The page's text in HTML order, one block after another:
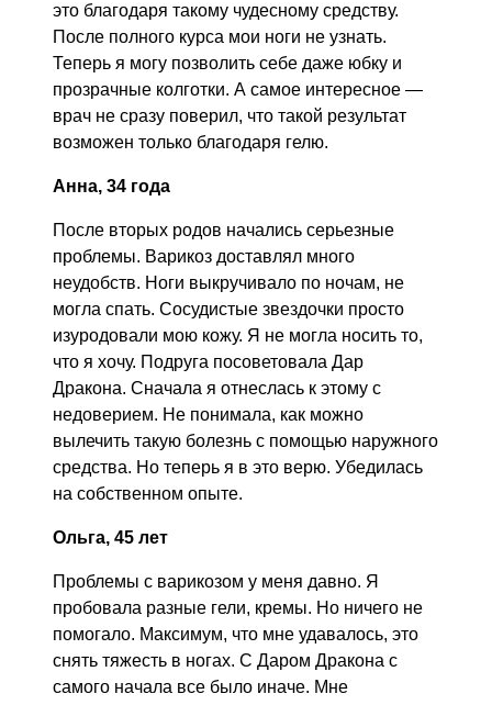
это благодаря такому чудесному средству.
После полного курса мои ноги не узнать.
Теперь я могу позволить себе даже юбку и
прозрачные колготки. А самое интересное —
врач не сразу поверил, что такой результат
возможен только благодаря гелю.
Анна, 34 года
После вторых родов начались серьезные
проблемы. Варикоз доставлял много
неудобств. Ноги выкручивало по ночам, не
могла спать. Сосудистые звездочки просто
изуродовали мою кожу. Я не могла носить то,
что я хочу. Подруга посоветовала Дар
Дракона. Сначала я отнеслась к этому с
недоверием. Не понимала, как можно
вылечить такую болезнь с помощью наружного
средства. Но теперь я в это верю. Убедилась
на собственном опыте.
Ольга, 45 лет
Проблемы с варикозом у меня давно. Я
пробовала разные гели, кремы. Но ничего не
помогало. Максимум, что мне удавалось, это
снять тяжесть в ногах. С Даром Дракона с
самого начала все было иначе. Мне